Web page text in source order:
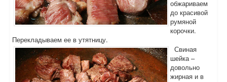
обжариваем
до красивой
румяной
корочки.
Перекладываем ее в утятницу.
Свиная
шейка –
довольно
жирная и в